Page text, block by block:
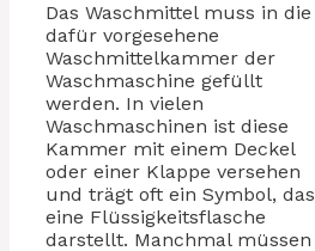
Das Waschmittel muss in die
dafür vorgesehene
Waschmittelkammer der
Waschmaschine gefüllt
werden. In vielen
Waschmaschinen ist diese
Kammer mit einem Deckel
oder einer Klappe versehen
und trägt oft ein Symbol, das
eine Flüssigkeitsflasche
darstellt. Manchmal müssen